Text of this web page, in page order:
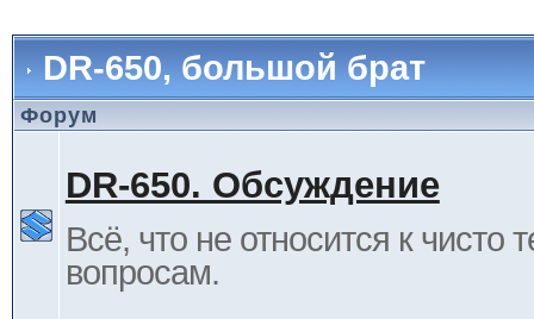
DR-650, большой брат
Форум
DR-650. Обсуждение
Всё, что не относится к чисто
вопросам.